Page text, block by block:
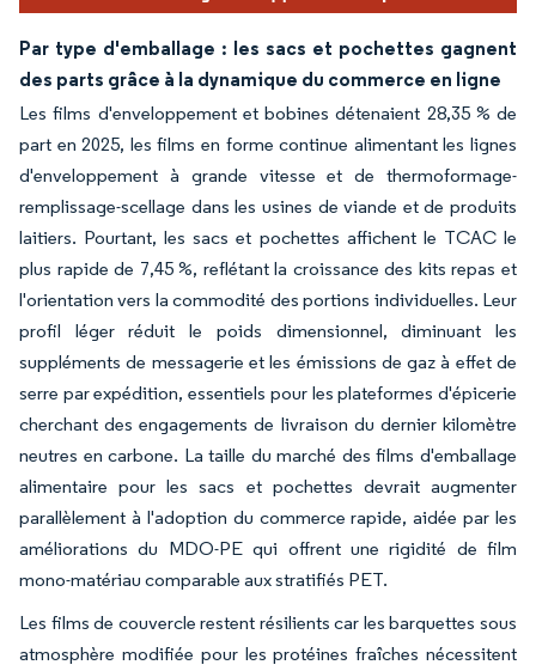
Par type d'emballage : les sacs et pochettes gagnent
des parts grâce à la dynamique du commerce en ligne
Les films d'enveloppement et bobines détenaient 28,35 % de
part en 2025, les films en forme continue alimentant les lignes
d'enveloppement à grande vitesse et de thermoformage-
remplissage-scellage dans les usines de viande et de produits
laitiers. Pourtant, les sacs et pochettes affichent le TCAC le
plus rapide de 7,45 %, reflétant la croissance des kits repas et
l'orientation vers la commodité des portions individuelles. Leur
profil léger réduit le poids dimensionnel, diminuant les
suppléments de messagerie et les émissions de gaz à effet de
serre par expédition, essentiels pour les plateformes d'épicerie
cherchant des engagements de livraison du dernier kilomètre
neutres en carbone. La taille du marché des films d'emballage
alimentaire pour les sacs et pochettes devrait augmenter
parallèlement à l'adoption du commerce rapide, aidée par les
améliorations du MDO-PE qui offrent une rigidité de film
mono-matériau comparable aux stratifiés PET.
Les films de couvercle restent résilients car les barquettes sous
atmosphère modifiée pour les protéines fraîches nécessitent